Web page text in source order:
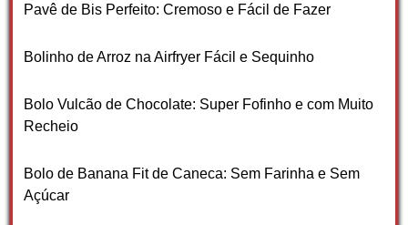
Pavê de Bis Perfeito: Cremoso e Fácil de Fazer
Bolinho de Arroz na Airfryer Fácil e Sequinho
Bolo Vulcão de Chocolate: Super Fofinho e com Muito
Recheio
Bolo de Banana Fit de Caneca: Sem Farinha e Sem
Açúcar